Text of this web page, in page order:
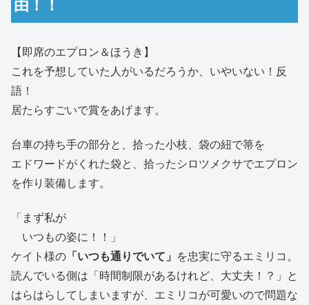
【即席のエプロン＆ほうき】
これを予想していた人がいるだろうか、いやいない！反
語！
居たらすごいで賞をあげます。
台車の持ち手の部分と、拾った小枝、袋の紐で箒を
エドワードがくれた袋と、拾ったシロツメクサでエプロン
を作り装備します。
「まず私が
いつもの姿に！！」
ケイト様の 「いつも通りでいて」 を忠実に守るエミリコ。
読んでいる側は 「時間制限があるけれど、大丈夫！？」 と
はらはらしてしまいますが、エミリコが可愛いので問題な